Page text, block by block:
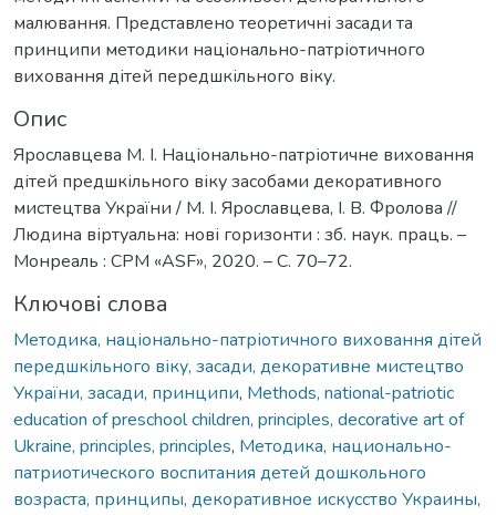
малювання. Представлено теоретичні засади та
принципи методики національно-патріотичного
виховання дітей передшкільного віку.
Опис
Ярославцева М. І. Національно-патріотичне виховання
дітей предшкільного віку засобами декоративного
мистецтва України / М. І. Ярославцева, І. В. Фролова //
Людина віртуальна: нові горизонти : зб. наук. праць. –
Монреаль : СPM «ASF», 2020. – С. 70–72.
Ключові слова
Методика, національно-патріотичного виховання дітей
передшкільного віку, засади, декоративне мистецтво
України, засади, принципи, Methods, national-patriotic
education of preschool children, principles, decorative art of
Ukraine, principles, principles, Методика, национально-
патриотического воспитания детей дошкольного
возраста, принципы, декоративное искусство Украины,